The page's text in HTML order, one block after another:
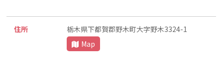
住所
栃木県下都賀郡野木町大字野木3324-1
Map